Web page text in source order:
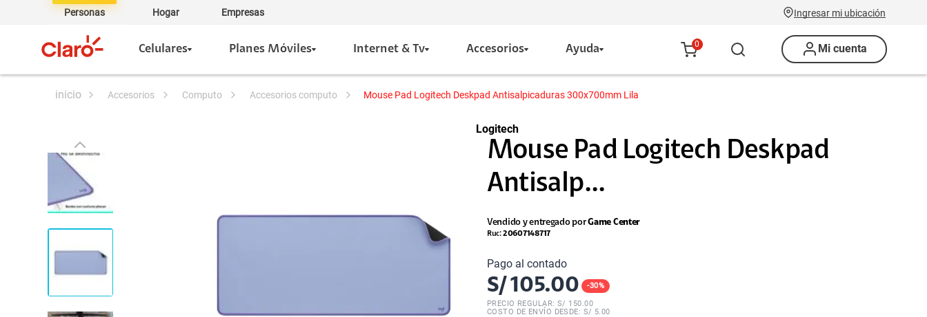
Personas Hogar Empresas Ingresar mi ubicación
Celulares Planes Móviles Internet & Tv Accesorios Ayuda 0 Mi cuenta
accesorios computo accesorios computo Mouse Pad Logitech Deskpad Antisalpicaduras 300x700mm Lila
Logitech
Mouse Pad Logitech Deskpad
Antisalp...
Vendido y entregado porGame Center
Ruc:20607148717
Pago al contado
S/105.00 -30%
PRECIO REGULAR: S/ 150.00
COSTO DE ENVÍO DESDE: S/ 5.00